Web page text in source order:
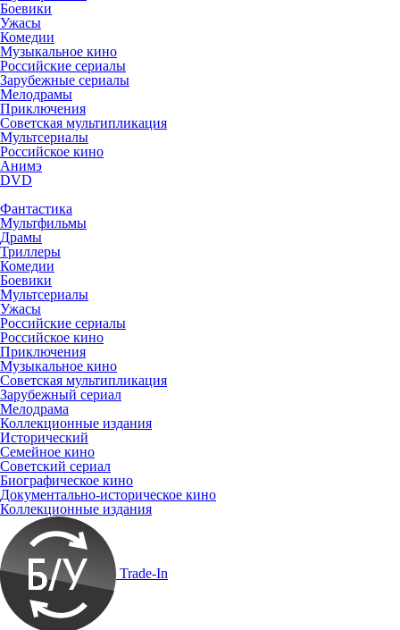
Боевики
Ужасы
Комедии
Музыкальное кино
Российские сериалы
Зарубежные сериалы
Мелодрамы
Приключения
Советская мультипликация
Мультсериалы
Российское кино
Анимэ
DVD
Фантастика
Мультфильмы
Драмы
Триллеры
Комедии
Боевики
Мультсериалы
Ужасы
Российские сериалы
Российское кино
Приключения
Музыкальное кино
Советская мультипликация
Зарубежный сериал
Мелодрама
Коллекционные издания
Исторический
Семейное кино
Советский сериал
Биографическое кино
Документально-историческое кино
Коллекционные издания
Trade-In